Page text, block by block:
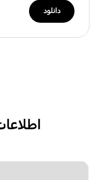
دانلود